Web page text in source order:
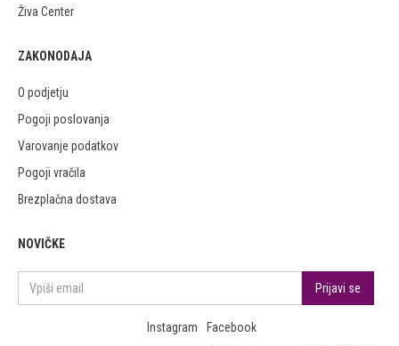
Živa Center
ZAKONODAJA
O podjetju
Pogoji poslovanja
Varovanje podatkov
Pogoji vračila
Brezplačna dostava
NOVIČKE
Instagram
Facebook